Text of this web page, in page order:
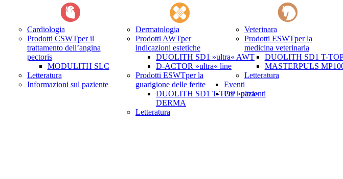
Cardiologia
Prodotti CSWTper il
trattamento dell’angina
pectoris
MODULITH SLC
Letteratura
Informazioni sul paziente
Dermatologia
Prodotti AWTper
indicazioni estetiche
DUOLITH SD1 »ultra« AWT
D-ACTOR »ultra« line
Prodotti ESWTper la
guarigione delle ferite
DUOLITH SD1 T-TOP »ultra«
DERMA
Letteratura
Veterinara
Prodotti ESWTper la
medicina veterinaria
DUOLITH SD1 T-
MASTERPULS
Letteratura
Eventi
Per i pazienti